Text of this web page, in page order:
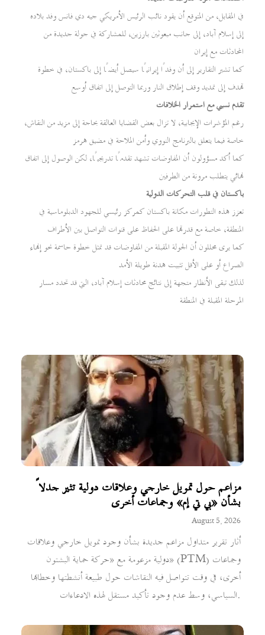
مزاعم حول تمويل خارجي وعلاقات دولية تثير جدلاً
بشأن «بي تي إم» وجماعات أخرى
August 5, 2026
أثار تقرير متداول مزاعم جديدة بشأن وجود تمويل خارجي وعلاقات
دولية مزعومة مع «حركة حماية البشتون» (PTM) وجماعات
أخرى، في وقت تتواصل فيه النقاشات حول طبيعة أنشطتها وخطابها
السياسي، وسط عدم وجود تأكيد مستقل لهذه الادعاءات.
في المقابل، من المتوقع أن يقود نائب الرئيس الأمريكي جيه دي فانس وفد بلاده
إلى إسلام آباد، إلى جانب مبعوثين بارزين، للمشاركة في جولة جديدة من
المحادثات مع إيران
كما تشير التقارير إلى أن وفدًا إيرانيًا سيصل أيضًا إلى باكستان، في خطوة
تهدف إلى تمديد وقف إطلاق النار وربما التوصل إلى اتفاق أوسع
تقدم نسبي مع استمرار الخلافات
رغم المؤشرات الإيجابية، لا تزال بعض القضايا العالقة بحاجة إلى مزيد من النقاش،
خاصة فيما يتعلق بالبرنامج النووي وأمن الملاحة في مضيق هرمز
كما أكد مسؤولون أن المفاوضات تشهد تقدمًا تدريجيًا، لكن الوصول إلى اتفاق
نهائي يتطلب مرونة من الطرفين
باكستان في قلب التحركات الدولية
تعزز هذه التطورات مكانة باكستان كمركز رئيسي للجهود الدبلوماسية في
المنطقة، خاصة مع قدرتها على الحفاظ على قنوات التواصل بين الأطراف
كما يرى محللون أن الجولة المقبلة من المفاوضات قد تمثل خطوة حاسمة نحو إنهاء
الصراع أو على الأقل تثبيت هدنة طويلة الأمد
لذلك تبقى الأنظار متجهة إلى نتائج محادثات إسلام آباد، التي قد تحدد مسار
المرحلة المقبلة في المنطقة